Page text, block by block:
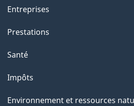
Entreprises
Prestations
Santé
Impôts
Environnement et ressources